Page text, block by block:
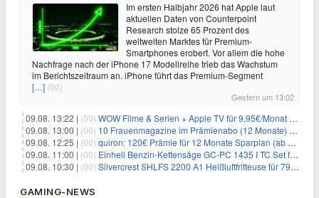
Im ersten Halbjahr 2026 hat Apple laut
aktuellen Daten von Counterpoint
Research stolze 65 Prozent des
weltweiten Marktes für Premium-
Smartphones erobert. Vor allem die hohe
Nachfrage nach der iPhone 17 Modellreihe trieb das Wachstum
im Berichtszeitraum an. iPhone führt das Premium-Segment
[…] (00)
Gestern um 13:02
09.08. 13:22 | (00) WOW Filme & Serien + Apple TV für 9,95€/Monat // Alles von WOW (Filme, Serien, Live-Sport) für 34,97€/Monat
09.08. 13:00 | (00) 10 Frauenmagazine im Prämienabo (12 Monate) mit Prämien bis zu 225€
09.08. 12:25 | (00) quiron: 120€ Prämie für 12 Monate Sparplan (ab 100€/Monat)
09.08. 11:00 | (00) Einhell Benzin-Kettensäge GC-PC 1435 I TC Set für 99,99€
09.08. 10:30 | (00) Silvercrest SHLFS 2200 A1 Heißluftfritteuse für 79,99€ – Grill & Räucherfunktion
GAMING-NEWS